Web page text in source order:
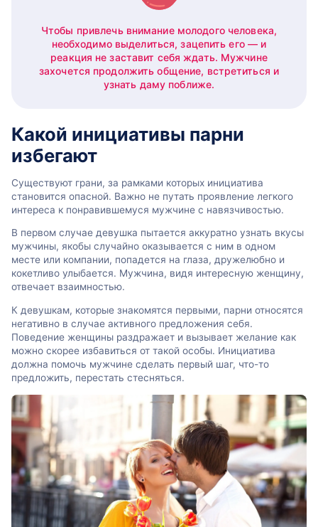
Чтобы привлечь внимание молодого человека,
необходимо выделиться, зацепить его — и
реакция не заставит себя ждать. Мужчине
захочется продолжить общение, встретиться и
узнать даму поближе.
Какой инициативы парни
избегают
Существуют грани, за рамками которых инициатива
становится опасной. Важно не путать проявление легкого
интереса к понравившемуся мужчине с навязчивостью.
В первом случае девушка пытается аккуратно узнать вкусы
мужчины, якобы случайно оказывается с ним в одном
месте или компании, попадется на глаза, дружелюбно и
кокетливо улыбается. Мужчина, видя интересную женщину,
отвечает взаимностью.
К девушкам, которые знакомятся первыми, парни относятся
негативно в случае активного предложения себя.
Поведение женщины раздражает и вызывает желание как
можно скорее избавиться от такой особы. Инициатива
должна помочь мужчине сделать первый шаг, что-то
предложить, перестать стесняться.